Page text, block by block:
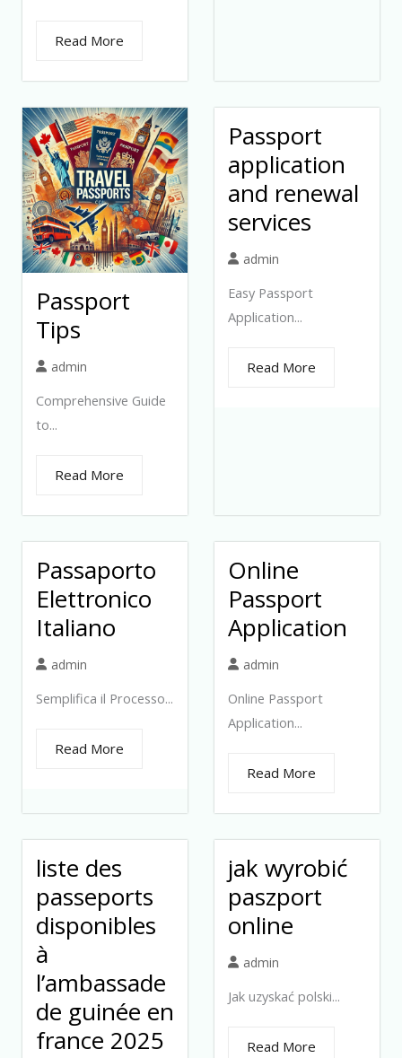
Read More
Passport
Tips
admin
Comprehensive Guide
to...
Read More
Passport
application
and renewal
services
admin
Easy Passport
Application...
Read More
Passaporto
Elettronico
Italiano
admin
Semplifica il Processo...
Read More
Online
Passport
Application
admin
Online Passport
Application...
Read More
liste des
passeports
disponibles
à
l’ambassade
de guinée en
france 2025
jak wyrobić
paszport
online
admin
Jak uzyskać polski...
Read More